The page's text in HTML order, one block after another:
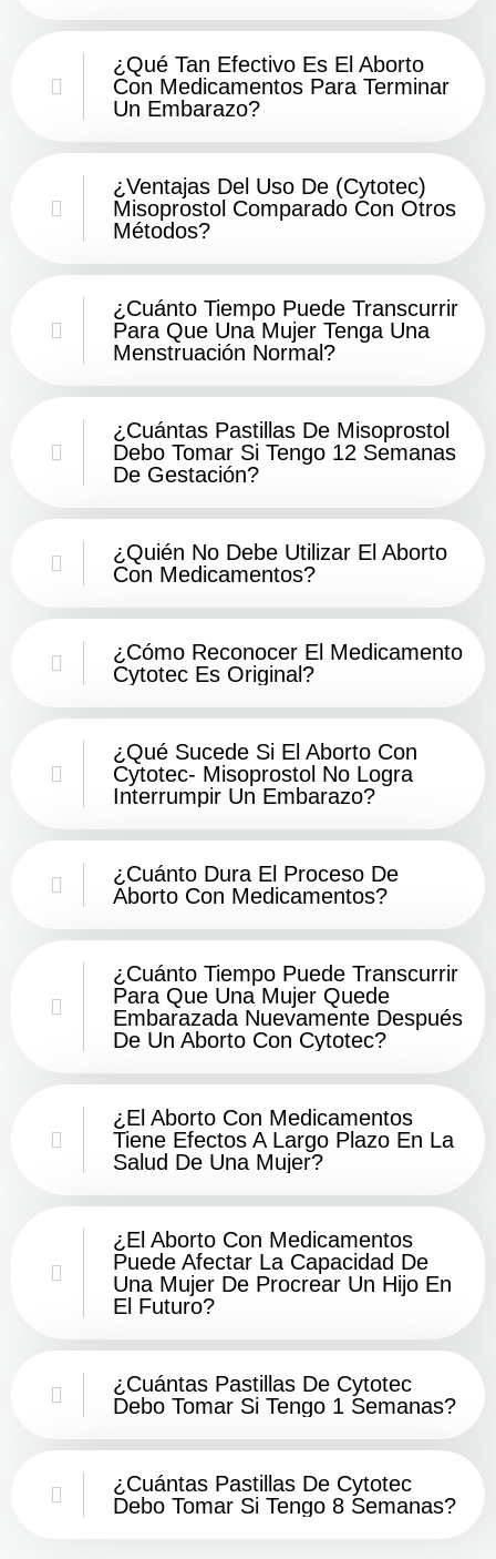
¿Qué Tan Efectivo Es El Aborto
Con Medicamentos Para Terminar
Un Embarazo?
¿Ventajas Del Uso De (Cytotec)
Misoprostol Comparado Con Otros
Métodos?
¿Cuánto Tiempo Puede Transcurrir
Para Que Una Mujer Tenga Una
Menstruación Normal?
¿Cuántas Pastillas De Misoprostol
Debo Tomar Si Tengo 12 Semanas
De Gestación?
¿Quién No Debe Utilizar El Aborto
Con Medicamentos?
¿Cómo Reconocer El Medicamento
Cytotec Es Original?
¿Qué Sucede Si El Aborto Con
Cytotec- Misoprostol No Logra
Interrumpir Un Embarazo?
¿Cuánto Dura El Proceso De
Aborto Con Medicamentos?
¿Cuánto Tiempo Puede Transcurrir
Para Que Una Mujer Quede
Embarazada Nuevamente Después
De Un Aborto Con Cytotec?
¿El Aborto Con Medicamentos
Tiene Efectos A Largo Plazo En La
Salud De Una Mujer?
¿El Aborto Con Medicamentos
Puede Afectar La Capacidad De
Una Mujer De Procrear Un Hijo En
El Futuro?
¿Cuántas Pastillas De Cytotec
Debo Tomar Si Tengo 1 Semanas?
¿Cuántas Pastillas De Cytotec
Debo Tomar Si Tengo 8 Semanas?